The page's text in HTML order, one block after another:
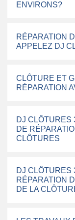
ENVIRONS?
RÉPARATION
APPELEZ DJ
CLÔTURE ET
RÉPARATION
DJ CLÔTURES
DE
CLÔTURES
DJ CLÔTURES
RÉPARATION
DE LA